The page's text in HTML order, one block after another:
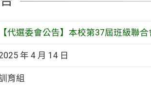
【代選委會公告】本校第37屆班級聯
年 4 月 14 日
育組